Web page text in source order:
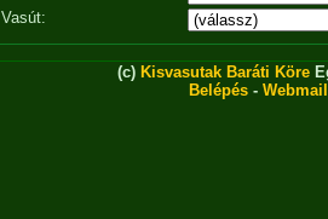
Vasút:
(c) Kisvasutak Baráti Köre
Belépés - Webmail